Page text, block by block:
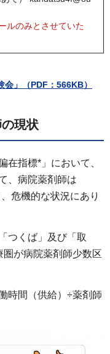
ルのみとさせていた
」（PDF：566KB）
現状
在指標*」において、
、病院薬剤師は
危機的な状況にあり
つくば」及び「取
が病院薬剤師少数区
時間（供給）÷薬剤師